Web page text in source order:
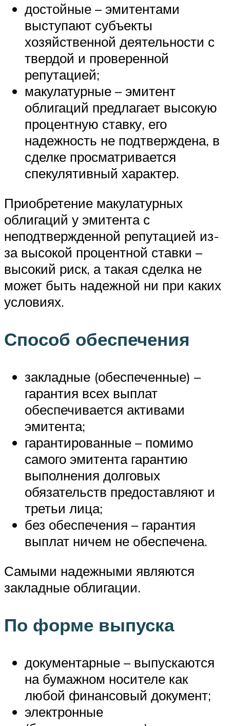
достойные – эмитентами
выступают субъекты
хозяйственной деятельности с
твердой и проверенной
репутацией;
макулатурные – эмитент
облигаций предлагает высокую
процентную ставку, его
надежность не подтверждена, в
сделке просматривается
спекулятивный характер.
Приобретение макулатурных
облигаций у эмитента с
неподтвержденной репутацией из-
за высокой процентной ставки –
высокий риск, а такая сделка не
может быть надежной ни при каких
условиях.
Способ обеспечения
закладные (обеспеченные) –
гарантия всех выплат
обеспечивается активами
эмитента;
гарантированные – помимо
самого эмитента гарантию
выполнения долговых
обязательств предоставляют и
третьи лица;
без обеспечения – гарантия
выплат ничем не обеспечена.
Самыми надежными являются
закладные облигации.
По форме выпуска
документарные – выпускаются
на бумажном носителе как
любой финансовый документ;
электронные